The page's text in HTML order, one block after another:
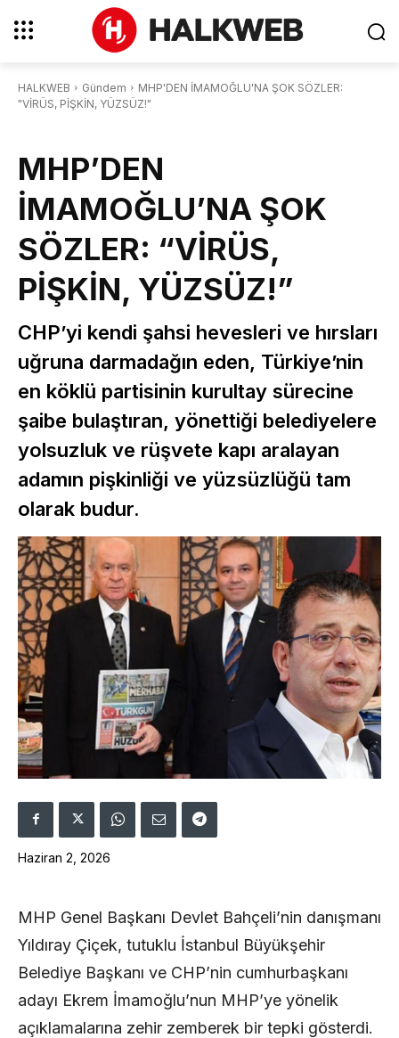
HALKWEB Gündem
MHP'DEN İMAMOĞLU'NA ŞOK SÖZLER:
"VİRÜS, PİŞKİN, YÜZSÜZ!"
MHP’DEN
İMAMOĞLU’NA ŞOK
SÖZLER: “VİRÜS,
PİŞKİN, YÜZSÜZ!”
CHP’yi kendi şahsi hevesleri ve hırsları
uğruna darmadağın eden, Türkiye’nin
en köklü partisinin kurultay sürecine
şaibe bulaştıran, yönettiği belediyelere
yolsuzluk ve rüşvete kapı aralayan
adamın pişkinliği ve yüzsüzlüğü tam
olarak budur.
Haziran 2, 2026
​MHP Genel Başkanı Devlet Bahçeli’nin danışmanı
Yıldıray Çiçek, tutuklu İstanbul Büyükşehir
Belediye Başkanı ve CHP’nin cumhurbaşkanı
adayı Ekrem İmamoğlu’nun MHP’ye yönelik
açıklamalarına zehir zemberek bir tepki gösterdi.